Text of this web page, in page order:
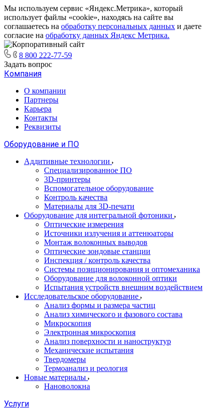
Мы используем сервис «Яндекс.Метрика», который
использует файлы «cookie», находясь на сайте вы
соглашаетесь на обработку персональных данных и даете
согласие на обработку данных Яндекс Метрика.
8 800 222-77-59
Задать вопрос
Компания
О компании
Партнеры
Карьера
Контакты
Реквизиты
Оборудование и ПО
Аддитивные технологии
Специализированное ПО
3D-принтеры
Вспомогательное оборудование
Контроль качества
Материалы для 3D-печати
Оборудование для интегральной фотоники
Оптические измерения
Источники излучения и аттенюаторы
Монтаж волоконных выводов
Оптические зондовые станции
Инспекция / контроль качества
Системы позиционирования и оптомеханика
Оборудование для волоконной оптики
Испытания устройств внешним воздействием
Исследовательское оборудование
Анализ формы и размера частиц
Анализ химического и фазового состава
Микроскопия
Электронная микроскопия
Анализ поверхности и наноструктур
Механические испытания
Твердомеры
Термоанализ и реология
Новые материалы
Нановолокна
Услуги